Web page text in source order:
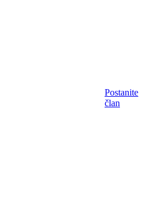
Postanite
član